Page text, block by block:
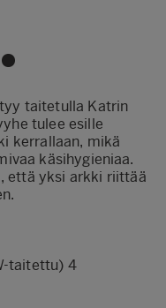
taitetulla Katrin
tulee esille
kerrallaan, mikä
käsihygieniaa.
että yksi arkki riittää
taitettu) 4